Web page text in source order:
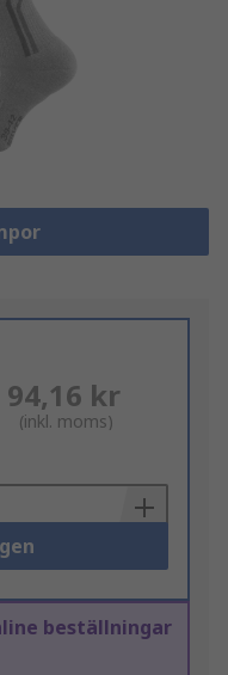
94,16 kr
(inkl. moms)
beställningar